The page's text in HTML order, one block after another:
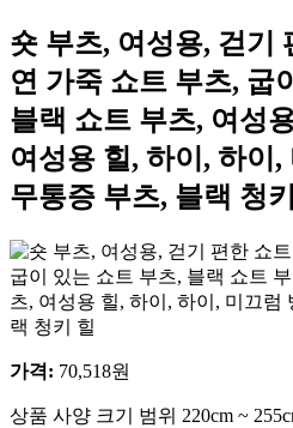
숏 부츠, 여성용, 걷기
연 가죽 쇼트 부츠, 굽
블랙 쇼트 부츠, 여성
여성용 힐, 하이, 하이
무통증 부츠, 블랙 청
가격: 70,518원
상품 사양 크기 범위 220cm ~